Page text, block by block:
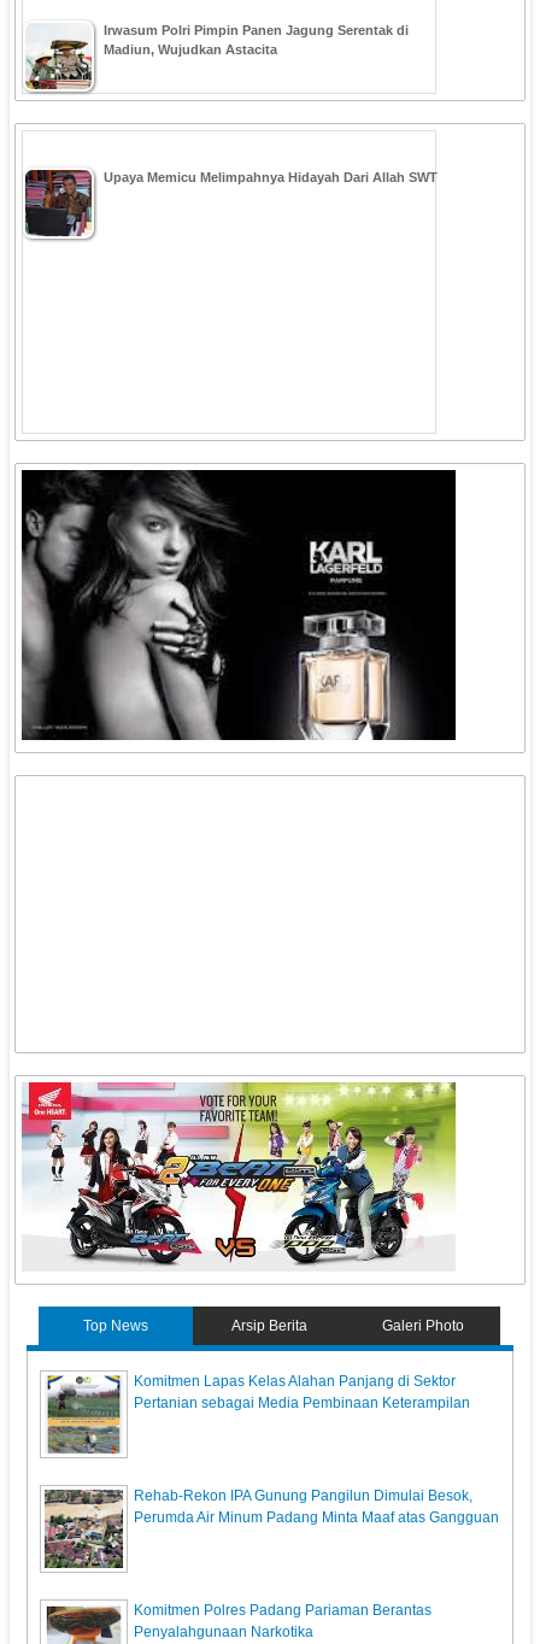
Irwasum Polri Pimpin Panen Jagung Serentak di
Madiun, Wujudkan Astacita
Upaya Memicu Melimpahnya Hidayah Dari Allah SWT
Top News Arsip Berita Galeri Photo
Komitmen Lapas Kelas Alahan Panjang di Sektor
Pertanian sebagai Media Pembinaan Keterampilan
Rehab-Rekon IPA Gunung Pangilun Dimulai Besok,
Perumda Air Minum Padang Minta Maaf atas Gangguan
Komitmen Polres Padang Pariaman Berantas
Penyalahgunaan Narkotika